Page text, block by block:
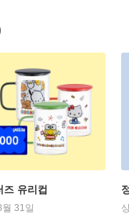
유리컵
31일